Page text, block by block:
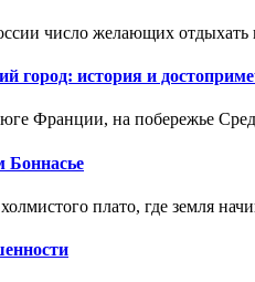
число желающих отдыхать
город: история и
Франции, на побережье
Боннасье
плато, где земля